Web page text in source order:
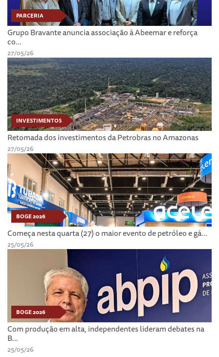
PARCERIA
Grupo Bravante anuncia associação à Abeemar e reforça
co...
27/05/26
INVESTIMENTOS
Retomada dos investimentos da Petrobras no Amazonas
27/05/26
BOGE 2026
Começa nesta quarta (27) o maior evento de petróleo e gá...
25/05/26
BOGE 2026
Com produção em alta, independentes lideram debates na
B...
25/05/26